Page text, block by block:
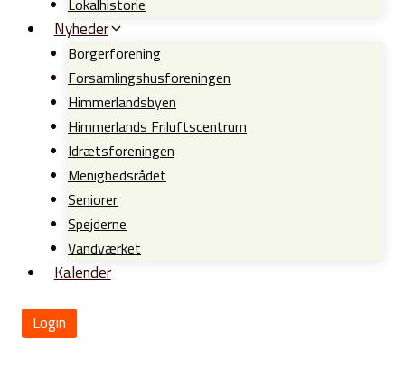
Lokalhistorie
Nyheder
Borgerforening
Forsamlingshusforeningen
Himmerlandsbyen
Himmerlands Friluftscentrum
Idrætsforeningen
Menighedsrådet
Seniorer
Spejderne
Vandværket
Kalender
Login